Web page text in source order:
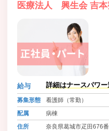
医療法人 興生会 吉本
給与 詳細はナースパワ
募集形態
看護師（常勤）
配属
病棟
住所
奈良県葛城市疋田676